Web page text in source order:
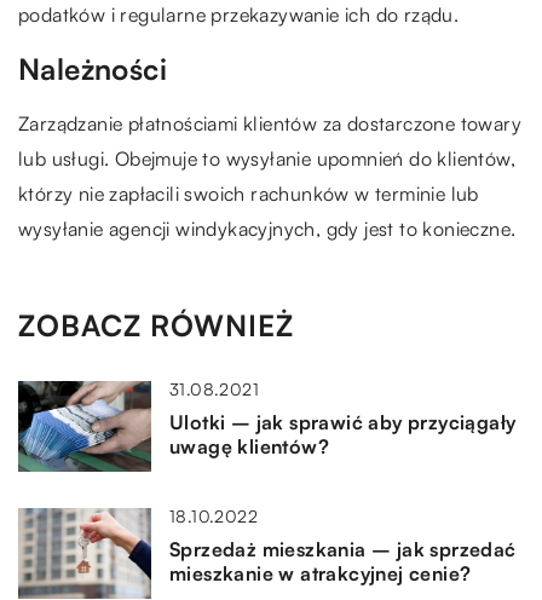
podatków i regularne przekazywanie ich do rządu.
Należności
Zarządzanie płatnościami klientów za dostarczone towary
lub usługi. Obejmuje to wysyłanie upomnień do klientów,
którzy nie zapłacili swoich rachunków w terminie lub
wysyłanie agencji windykacyjnych, gdy jest to konieczne.
ZOBACZ RÓWNIEŻ
31.08.2021
Ulotki – jak sprawić aby przyciągały
uwagę klientów?
18.10.2022
Sprzedaż mieszkania – jak sprzedać
mieszkanie w atrakcyjnej cenie?